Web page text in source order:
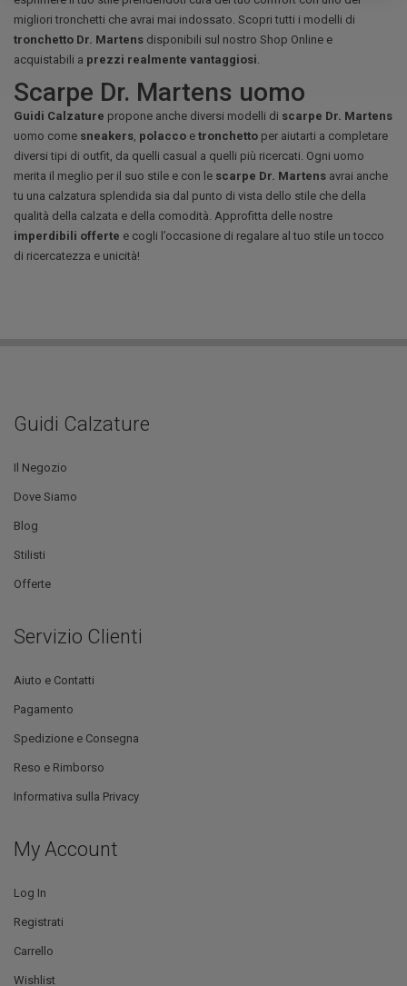
migliori tronchetti che avrai mai indossato. Scopri tutti i modelli di
tronchetto Dr. Martens disponibili sul nostro Shop Online e
acquistabili a prezzi realmente vantaggiosi
Scarpe Dr. Martens uomo
Guidi Calzature propone anche diversi modelli di scarpe Dr. Martens
uomo come sneakers polacco e tronchetto per aiutarti a completare
diversi tipi di outfit, da quelli casual a quelli più ricercati. Ogni uomo
merita il meglio per il suo stile e con le scarpe Dr. Martens avrai anche
tu una calzatura splendida sia dal punto di vista dello stile che della
qualità della calzata e della comodità. Approfitta delle nostre
imperdibili offerte e cogli l’occasione di regalare al tuo stile un tocco
di ricercatezza e unicità!
Guidi Calzature
Il Negozio
Dove Siamo
Blog
Stilisti
Offerte
Servizio Clienti
Aiuto e Contatti
Pagamento
Spedizione e Consegna
Reso e Rimborso
Informativa sulla Privacy
My Account
Log In
Registrati
Carrello
Wishlist